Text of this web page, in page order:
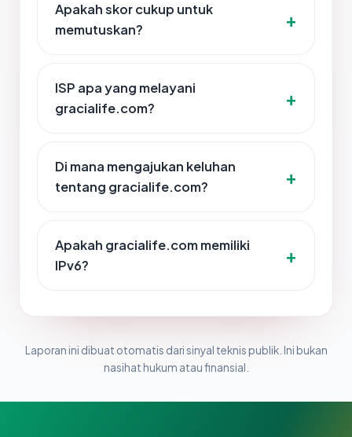
Apakah skor cukup untuk
memutuskan?
ISP apa yang melayani
gracialife.com?
Di mana mengajukan keluhan
tentang gracialife.com?
Apakah gracialife.com memiliki
IPv6?
Laporan ini dibuat otomatis dari sinyal teknis publik. Ini bukan
nasihat hukum atau finansial.